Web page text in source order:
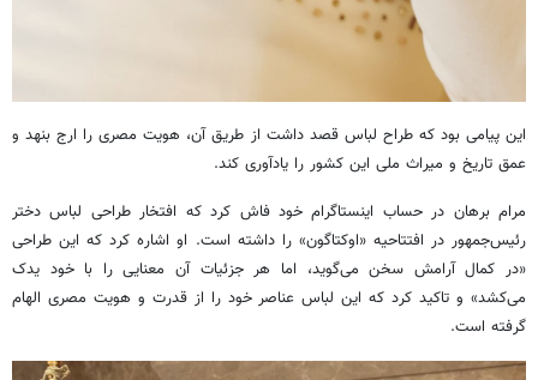
این پیامی بود که طراح لباس قصد داشت از طریق آن، هویت مصری را ارج بنهد و
عمق تاریخ و میراث ملی این کشور را یادآوری کند.
مرام برهان در حساب اینستاگرام خود فاش کرد که افتخار طراحی لباس دختر
رئیس‌جمهور در افتتاحیه «اوکتاگون» را داشته است. او اشاره کرد که این طراحی
«در کمال آرامش سخن می‌گوید، اما هر جزئیات آن معنایی را با خود یدک
می‌کشد» و تاکید کرد که این لباس عناصر خود را از قدرت و هویت مصری الهام
گرفته است.